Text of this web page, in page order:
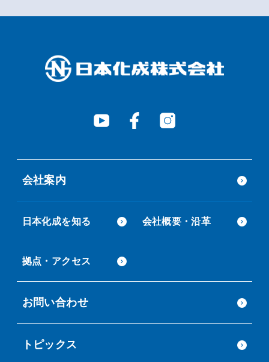
会社案内
日本化成を知る 会社概要・沿革
拠点・アクセス
お問い合わせ
トピックス